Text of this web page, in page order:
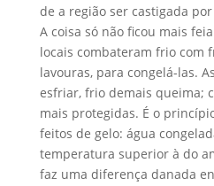
de a região ser castigada
A coisa só não ficou mais
locais combateram frio com
lavouras, para congelá-las.
esfriar, frio demais queima;
mais protegidas. É o
feitos de gelo: água
temperatura superior à do
faz uma diferença danada